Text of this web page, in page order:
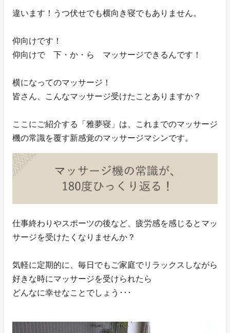
違います！うつ伏せでも横向き寝でもありません。
仰向けです！
仰向けで 下・か・ら マッサージできるんです！
横になってのマッサージ！
皆さん、こんなマッサージ受けたことありますか？
ここにご紹介する「雅夢寝」は、これまでのマッサージ
機の常識を覆す新感覚のマッサージマシンです。
仕事終わりやスポーツの後など、疲労感を感じるとマッ
サージを受けたくなりませんか？
気軽に定期的に、毎日でもご家庭でリラックスしながら
好きな時にマッサージを受けられたら
どんなに幸せなことでしょう･･･